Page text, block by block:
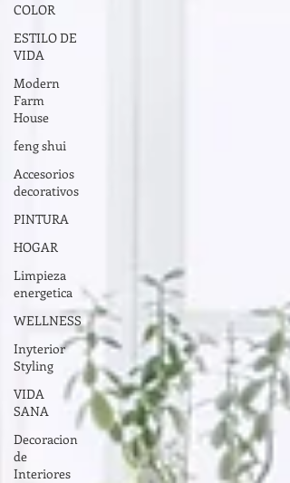
COLOR
ESTILO DE
VIDA
Modern
Farm
House
feng shui
Accesorios
decorativos
PINTURA
HOGAR
Limpieza
energetica
WELLNESS
Inyterior
Styling
VIDA
SANA
Decoracion
de
Interiores